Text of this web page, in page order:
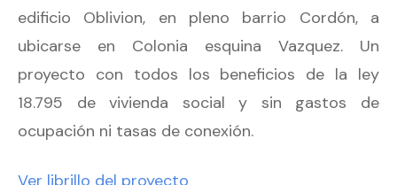
edificio Oblivion, en pleno barrio Cordón, a
ubicarse en Colonia esquina Vazquez. Un
proyecto con todos los beneficios de la ley
18.795 de vivienda social y sin gastos de
ocupación ni tasas de conexión.
Ver librillo del proyecto